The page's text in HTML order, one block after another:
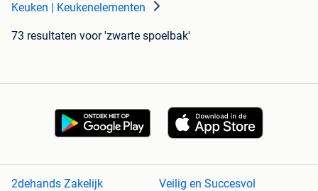
Keuken | Keukenelementen
73 resultaten voor 'zwarte spoelbak'
2dehands Zakelijk Veilig en Succesvol